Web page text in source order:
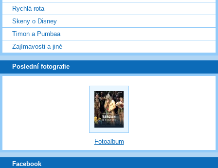
Rychlá rota
Skeny o Disney
Timon a Pumbaa
Zajímavosti a jiné
Poslední fotografie
Fotoalbum
Facebook